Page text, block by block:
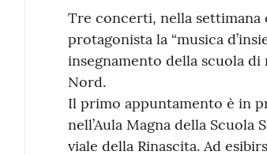
Tre concerti, nella settimana
protagonista la “musica
insegnamento della scuola di
Nord.
Il primo appuntamento è in
nell’Aula Magna della Scuola
viale della Rinascita. Ad